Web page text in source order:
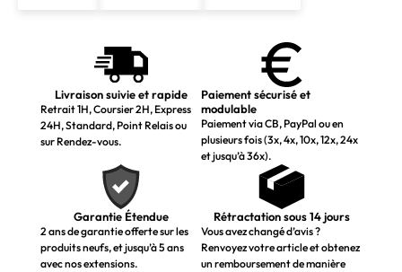
Livraison suivie et rapide
Retrait 1H, Coursier 2H, Express
24H, Standard, Point Relais ou
sur Rendez-vous.
Paiement sécurisé et
modulable
Paiement via CB, PayPal ou en
plusieurs fois (3x, 4x, 10x, 12x, 24x
et jusqu’à 36x).
Garantie Étendue
2 ans de garantie offerte sur les
produits neufs, et jusqu’à 5 ans
avec nos extensions.
Rétractation sous 14 jours
Vous avez changé d’avis ?
Renvoyez votre article et obtenez
un remboursement de manière